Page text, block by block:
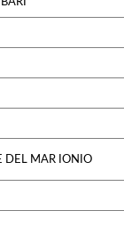
DEL MAR IONIO